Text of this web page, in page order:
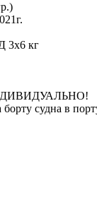
3х6 кг
борту судна в